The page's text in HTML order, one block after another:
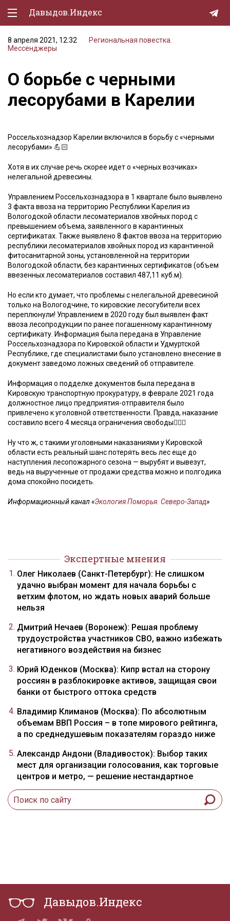
Давыдов.Индекс
Политическая жизнь
Природа
Образование
Культура
Lifestyle
Мурзилка
8 апреля 2021, 12:32
Региональная повестка.
Мессенджеры
О борьбе с черными
лесорубами в Карелии
Россельхознадзор Карелии включился в борьбу с «черными
лесорубами» 💪🏻
Хотя в их случае речь скорее идет о «черных возчиках»
нелегальной древесины.
Управлением Россельхознадзора в 1 квартале было выявлено
3 факта ввоза на территорию Республики Карелия из
Вологодской области лесоматериалов хвойных пород с
превышением объема, заявленного в карантинных
сертификатах. Также выявлено 8 фактов ввоза на территорию
республики лесоматериалов хвойных пород из карантинной
фитосанитарной зоны, установленной на территории
Вологодской области, без карантинных сертификатов (объем
ввезенных лесоматериалов составил 487,11 куб.м).
Но если кто думает, что проблемы с нелегальной древесиной
только на Вологодчине, то кировские лесогубители всех
переплюнули! Управлением в 2020 году был выявлен факт
ввоза лесопродукции по ранее погашенному карантинному
сертификату. Информация была передана в Управление
Россельхознадзора по Кировской области и Удмуртской
Республике, где специалистами было установлено внесение в
документ заведомо ложных сведений об отправителе.
Информация о подделке документов была передана в
Кировскую транспортную прокуратуру, в феврале 2021 года
должностное лицо предприятия-отправителя было
привлечено к уголовной ответственности. Правда, наказание
составило всего 4 месяца ограничения свободы🤦🏻‍♂️
Ну что ж, с такими уголовными наказаниями у Кировской
области есть реальный шанс потерять весь лес еще до
наступления лесопожарного сезона — вырубят и вывезут,
ведь на вырученные от продажи средства можно и полгодика
дома спокойно посидеть.
Информационный канал «Экология Поморья. Северо-Запад»
Экспертные мнения
Олег Николаев (Санкт-Петербург): Не слишком
удачно выбран момент для начала борьбы с
ветхим флотом, но ждать новых аварий больше
нельзя
Дмитрий Нечаев (Воронеж): Решая проблему
трудоустройства участников СВО, важно избежать
негативного воздействия на бизнес
Юрий Юденков (Москва): Кипр встал на сторону
россиян в разблокировке активов, защищая свои
банки от быстрого оттока средств
Владимир Климанов (Москва): По абсолютным
объемам ВВП Россия – в топе мирового рейтинга,
а по среднедушевым показателям гораздо ниже
Александр Андони (Владивосток): Выбор таких
мест для организации голосования, как торговые
центров и метро, — решение нестандартное
Давыдов.Индекс